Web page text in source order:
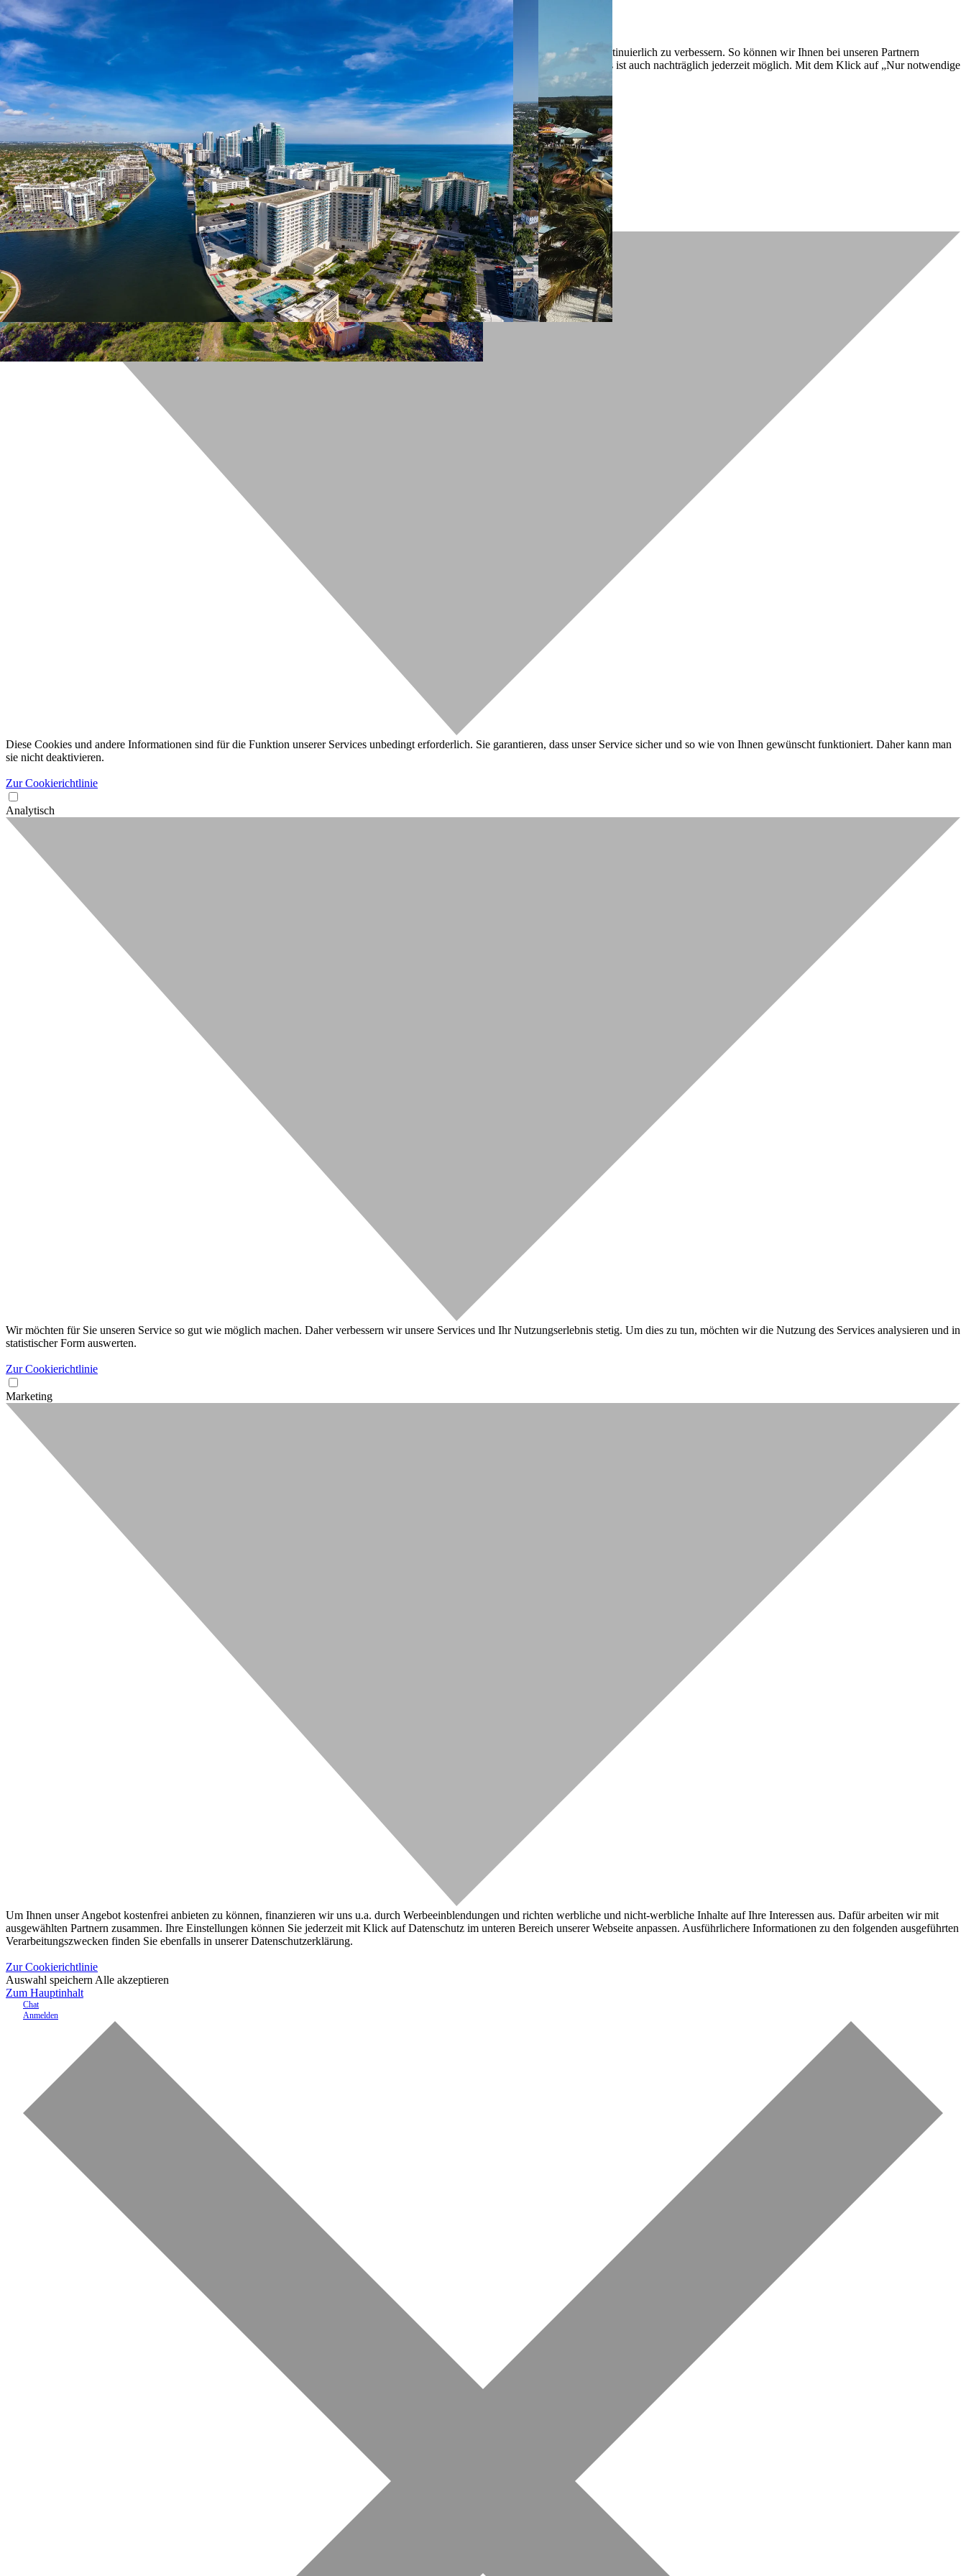
Nur notwendige Cookies
Unvergleichlich lecker
Mit dem Klick auf „geht klar” ermöglichen Sie uns Ihnen über Cookies ein verbessertes Nutzungserlebnis zu servieren und dieses kontinuierlich zu verbessern. So können wir Ihnen bei unseren Partnern
personalisierte Werbung und passende Angebote anzeigen. Über „anpassen” können Sie Ihre persönlichen Präferenzen festlegen. Dies ist auch nachträglich jederzeit möglich. Mit dem Klick auf „Nur notwendige
Cookies” werden lediglich technisch notwendige Cookies gespeichert.
Anpassen Geht klar
Datenschutzerklärung
Cookierichtlinie Impressum
« zurück
Ihre Cookie-Präferenzen verwalten
Wählen Sie, welche Cookies Sie auf check24.de akzeptieren.
Die Cookierichtlinie finden Siehier.
Notwendig
Diese Cookies und andere Informationen sind für die Funktion unserer Services unbedingt erforderlich. Sie garantieren, dass unser Service sicher und so wie von Ihnen gewünscht funktioniert. Daher kann man
sie nicht deaktivieren.
Zur Cookierichtlinie
Analytisch
Wir möchten für Sie unseren Service so gut wie möglich machen. Daher verbessern wir unsere Services und Ihr Nutzungserlebnis stetig. Um dies zu tun, möchten wir die Nutzung des Services analysieren und in
statistischer Form auswerten.
Zur Cookierichtlinie
Marketing
Um Ihnen unser Angebot kostenfrei anbieten zu können, finanzieren wir uns u.a. durch Werbeeinblendungen und richten werbliche und nicht-werbliche Inhalte auf Ihre Interessen aus. Dafür arbeiten wir mit
ausgewählten Partnern zusammen. Ihre Einstellungen können Sie jederzeit mit Klick auf Datenschutz im unteren Bereich unserer Webseite anpassen. Ausführlichere Informationen zu den folgenden ausgeführten
Verarbeitungszwecken finden Sie ebenfalls in unserer Datenschutzerklärung.
Zur Cookierichtlinie
Auswahl speichern Alle akzeptieren
Zum Hauptinhalt
Chat
Anmelden